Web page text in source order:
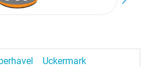
Uckermark